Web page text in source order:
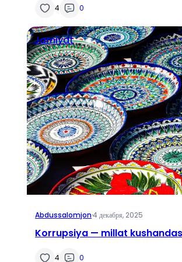
4 0
Jamiyat
Abdussalomjon·4 декабря, 2025
Korrupsiya — millat
4 0